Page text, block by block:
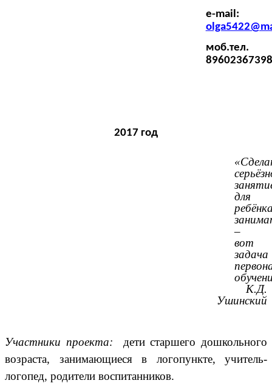
e-mail:
моб.тел.
89602367398
2017 год
для
–
вот
задача
К.Д.
Ушинский
Участники проекта:
дети старшего дошкольного
возраста, занимающиеся в логопункте, учитель-
логопед, родители воспитанников.